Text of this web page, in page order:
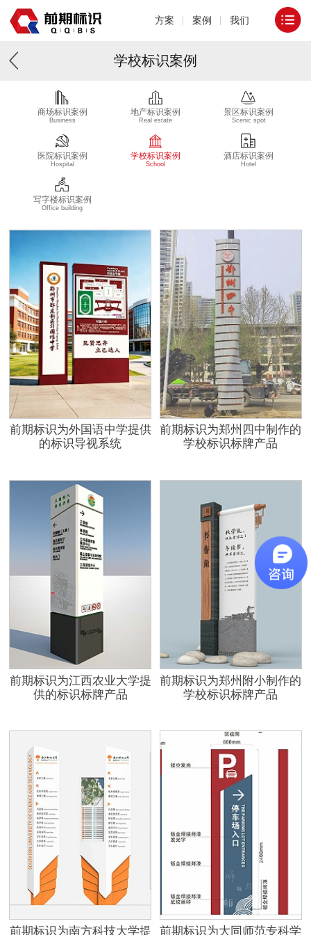
方案 案例 我们
学校标识案例
商场标识案例
Business
地产标识案例
Real estate
景区标识案例
Scenic spot
医院标识案例
Hospital
学校标识案例
School
酒店标识案例
Hotel
写字楼标识案例
Office building
前期标识为外国语中学提供
的标识导视系统
前期标识为郑州四中制作的
学校标识标牌产品
前期标识为江西农业大学提
供的标识标牌产品
前期标识为郑州附小制作的
学校标识标牌产品
前期标识为南方科技大学提 前期标识为大同师范专科学